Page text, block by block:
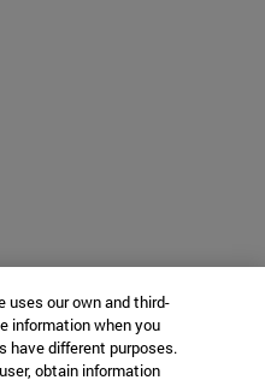
uses our own and third-
information when you
have different purposes.
obtain information